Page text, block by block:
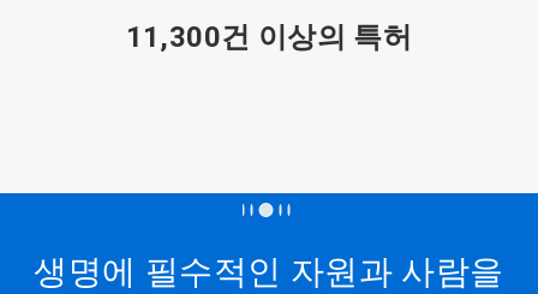
11,300건 이상의 특허
생명에 필수적인 자원과 사람을